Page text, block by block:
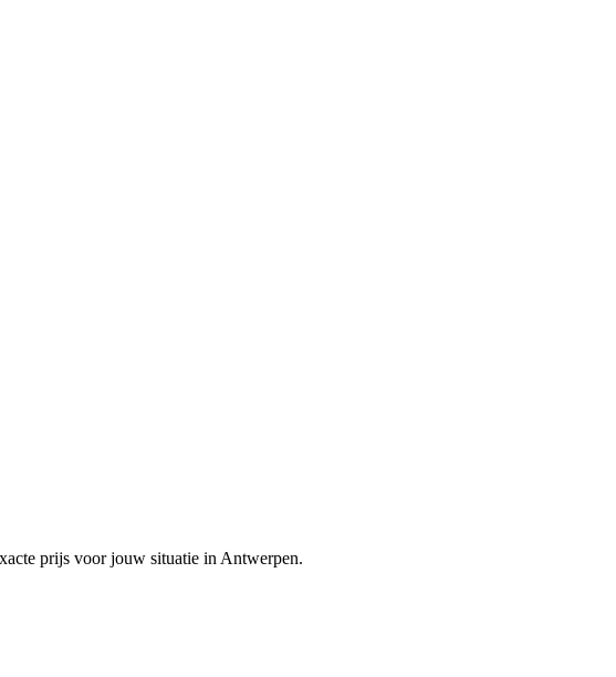
prijs voor jouw situatie in Antwerpen.